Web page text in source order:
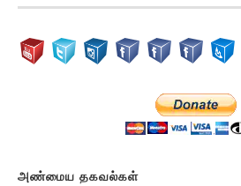
அண்மைய தகவல்கள்